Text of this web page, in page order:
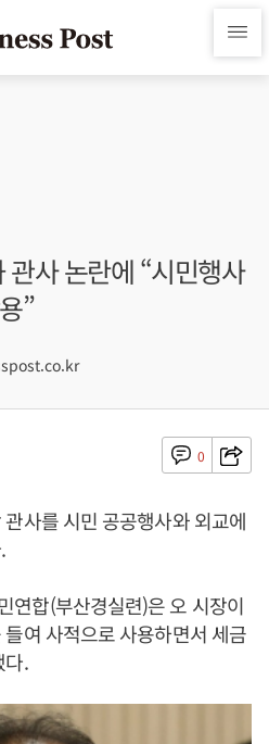
사 논란에 “시민행사
”
0
사를 시민 공공행사와 외교에
연합(부산경실련)은 오 시장이
여 사적으로 사용하면서 세금
다.